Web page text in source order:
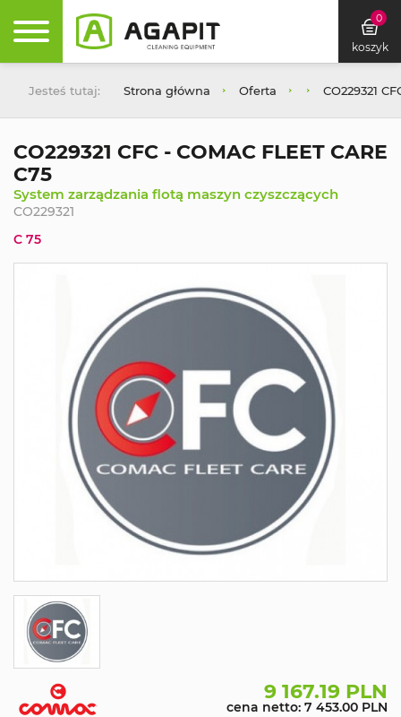
0
koszyk
Jesteś tutaj: Strona główna Oferta CO229321
CO229321 CFC - COMAC FLEET CARE
C75
System zarządzania flotą maszyn czyszczących
CO229321
C 75
9 167.19 PLN
cena netto: 7 453.00 PLN